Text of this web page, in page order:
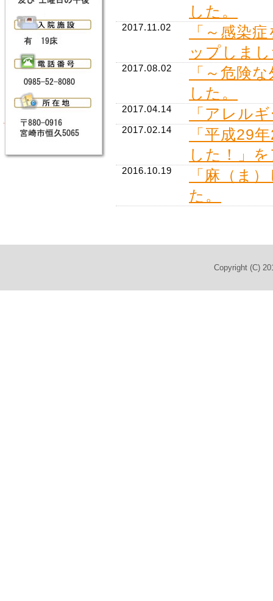
した。
2017.11.02
「～感染
ップしま
2017.08.02
「～危険
した。
2017.04.14 「アレル
2017.02.14
「平成29
した！」
2016.10.19
「麻（ま
た。
平成28年
Copyright (C)